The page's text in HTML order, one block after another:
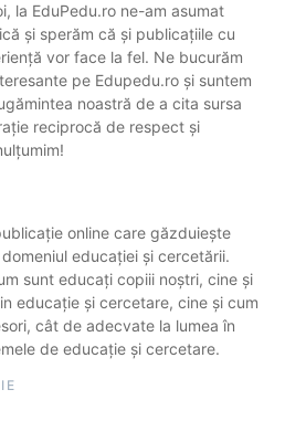
la EduPedu.ro ne-am asumat
și sperăm că și publicațiile cu
vor face la fel. Ne bucurăm
pe Edupedu.ro și suntem
noastră de a cita sursa
reciprocă de respect și
online care găzduiește
educației și cercetării.
sunt educați copiii noștri, cine și
educație și cercetare, cine și cum
cât de adecvate la lumea în
de educație și cercetare.